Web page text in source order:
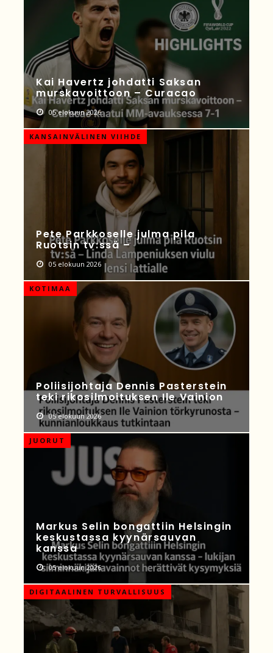
Kai Havertz johdatti Saksan
murskavoittoon – Curacao
05 elokuun 2026
KANSAINVÄLINEN VIIHDE
Pete Parkkoselle julma pila
Ruotsin tv:ssä –
05 elokuun 2026
KOTIMAA
Poliisijohtaja Dennis Pasterstein
teki rikosilmoituksen Ile Vainion
05 elokuun 2026
JUORUT
Markus Selin bongattiin Helsingin
keskustassa kyynärsauvan
kanssa
05 elokuun 2026
DIGITAALINEN TURVALLISUUS